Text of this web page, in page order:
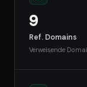
9
Ref. Domains
Verweisende